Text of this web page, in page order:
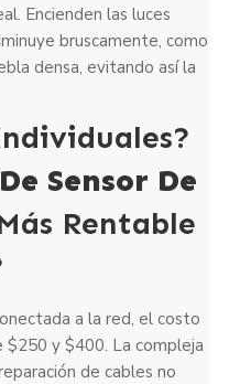
Encienden las luces
bruscamente, como
densa, evitando así la
Sensor De
Rentable
a la red, el costo
y $400. La compleja
de cables no